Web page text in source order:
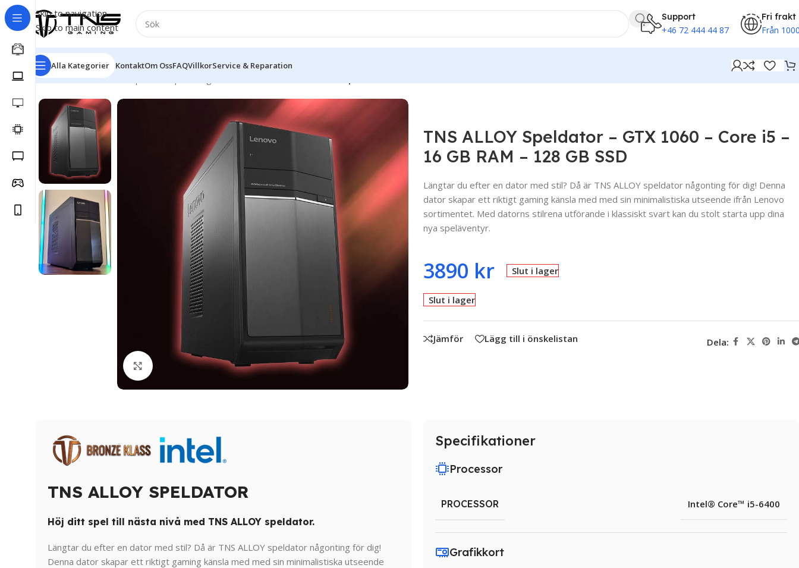
Skip to navigation
Skip to main content
Support
+46 72 444 44 87
Fri frakt
Från
Alla Kategorier KontaktOm OssFAQVillkorService & Reparation
Hem/Stationär dator
Click to enlarge
TNS ALLOY Speldator – GTX 1060 – Core i5 –
16 GB RAM – 128 GB SSD
Längtar du efter en dator med stil? Då är TNS ALLOY speldator någonting för dig! Denna
dator skapar ett riktigt gaming känsla med med sin minimalistiska utseende ifrån Lenovo
sortimentet. Med datorns stilrena utförande i klassiskt svart kan du stolt starta upp dina
nya speläventyr.
3890 kr Slut i lager
Slut i lager
Jämför Lägg till i önskelistan Dela:
TNS ALLOY SPELDATOR
Höj ditt spel till nästa nivå med TNS ALLOY speldator.
Längtar du efter en dator med stil? Då är TNS ALLOY speldator någonting för dig!
Denna dator skapar ett riktigt gaming känsla med med sin minimalistiska utseende
Specifikationer
Processor
PROCESSOR Intel® Core™ i5-6400
Grafikkort